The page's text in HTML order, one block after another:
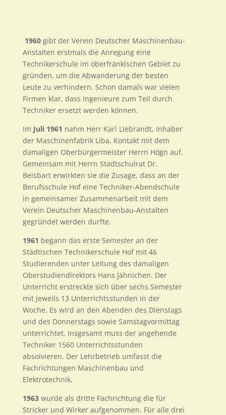
1960 gibt der Verein Deutscher Maschinenbau-
Anstalten erstmals die Anregung eine
Technikerschule im oberfränkischen Gebiet zu
gründen, um die Abwanderung der besten
Leute zu verhindern. Schon damals war vielen
Firmen klar, dass Ingenieure zum Teil durch
Techniker ersetzt werden können.
Im Juli 1961 nahm Herr Karl Liebrandt, Inhaber
der Maschinenfabrik Liba, Kontakt mit dem
damaligen Oberbürgermeister Herrn Högn auf.
Gemeinsam mit Herrn Stadtschulrat Dr.
Beisbart erwirkten sie die Zusage, dass an der
Berufsschule Hof eine Techniker-Abendschule
in gemeinsamer Zusammenarbeit mit dem
Verein Deutscher Maschinenbau-Anstalten
gegründet werden durfte.
1961 begann das erste Semester an der
Städtischen Technikerschule Hof mit 46
Studierenden unter Leitung des damaligen
Oberstudiendirektors Hans Jähnichen. Der
Unterricht erstreckte sich über sechs Semester
mit jeweils 13 Unterrichtsstunden in der
Woche. Es wird an den Abenden des Dienstags
und des Donnerstags sowie Samstagvormittag
unterrichtet. Insgesamt muss der angehende
Techniker 1560 Unterrichtsstunden
absolvieren. Der Lehrbetrieb umfasst die
Fachrichtungen Maschinenbau und
Elektrotechnik.
1963 wurde als dritte Fachrichtung die für
Stricker und Wirker aufgenommen. Für alle drei